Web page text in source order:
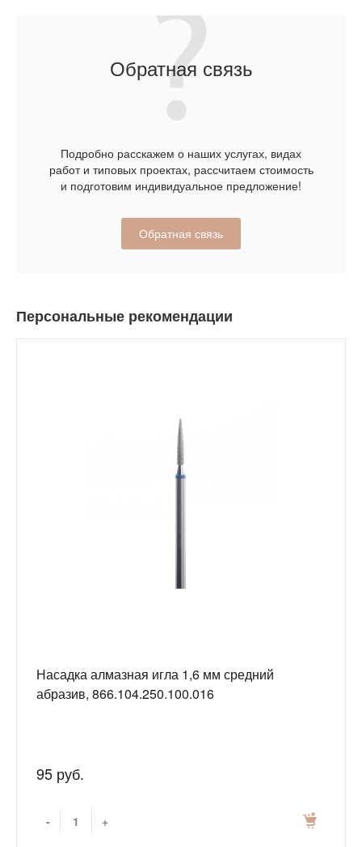
Обратная связь
Подробно расскажем о наших услугах, видах
работ и типовых проектах, рассчитаем стоимость
и подготовим индивидуальное предложение!
Обратная связь
Персональные рекомендации
Насадка алмазная игла 1,6 мм средний
абразив, 866.104.250.100.016
95 руб.
- +